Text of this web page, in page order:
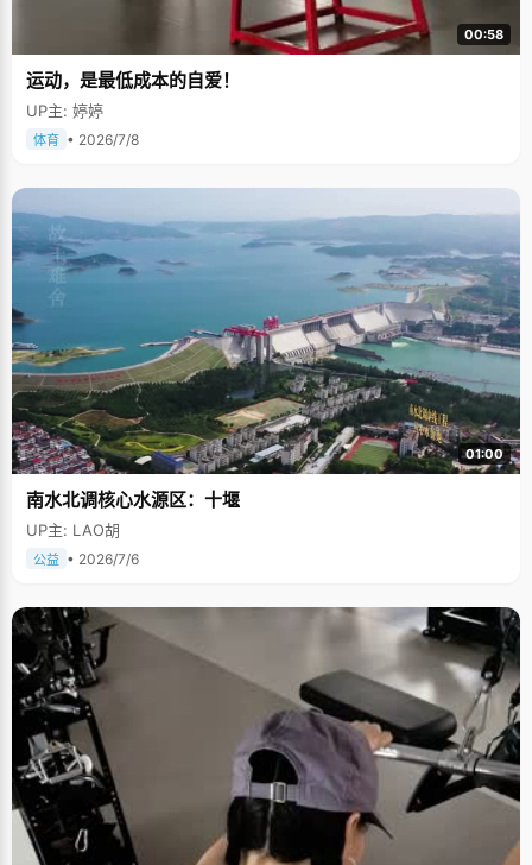
00:58
运动，是最低成本的自爱！
UP主: 婷婷
体育 • 2026/7/8
01:00
南水北调核心水源区：十堰
UP主: LAO胡
公益 • 2026/7/6